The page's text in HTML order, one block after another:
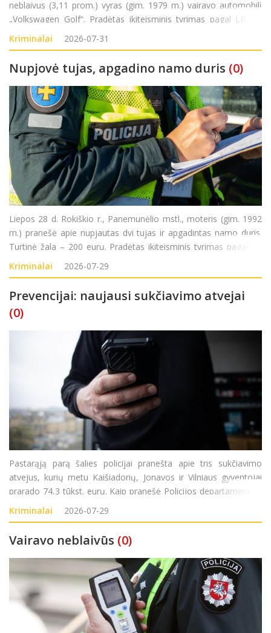
neblaivus (3,11 prom.) vyras (gim. 1979 m.) vairavo automobilį
„Volkswagen Golf“. Pradėtas ikiteisminis tyrimas pagal LR BK
281 str.(Kelių transporto eismo saugumo ar transporto
priemonių eksploatavimo taisyklių pažeidim
Kriminalai 2026-07-31
Nupjovė tujas, apgadino namo duris (0)
Liepos 28 d. Rokiškio r., Panemunėlio mstl., moteris (gim. 1992
m.) pranešė apie nupjautas dvi tujas ir apgadintas namo duris.
Turtinė žala – 200 eurų. Pradėtas ikiteisminis tyrimas pagal LR
BK 187 str. (Turto sunaikinimas ar sugadinimas).
Kriminalai 2026-07-29
Prevencijai: naujausi sukčiavimo atvejai
(0)
Pastarąją parą šalies policijai pranešta apie tris sukčiavimo
atvejus, kurių metu Kaišiadorių, Jonavos ir Vilniaus gyventojai
prarado 74,3 tūkst. eurų. Kaip pranešė Policijos departamentas,
trečiadienį į Kaišiadorių rajono policijos komisariatą kreipėsi
1946 metai
Kriminalai 2026-07-29
Vairavo neblaivūs (0)